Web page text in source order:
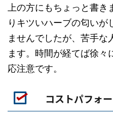
上の方にもちょっと書
りキツいハーブの匂いが
ませんでしたが、苦手な
ます。時間が経てば徐々
応注意です。
コストパフォ